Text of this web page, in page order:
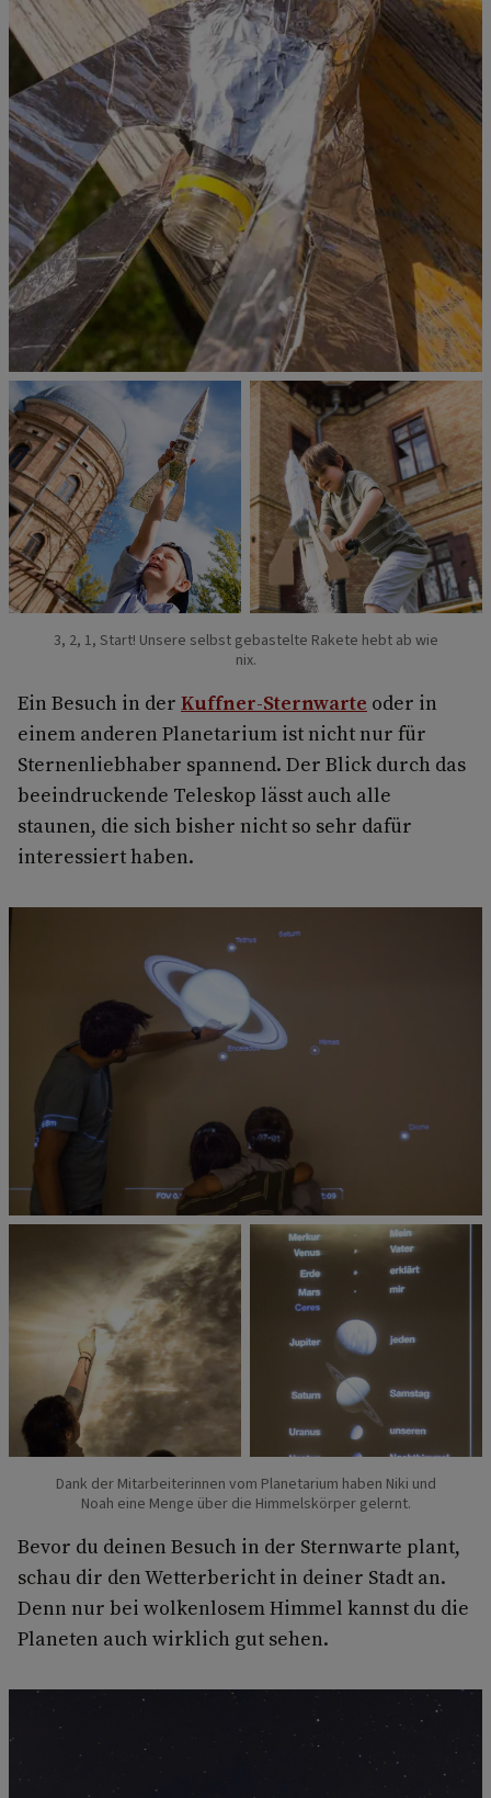
3, 2, 1, Start! Unsere selbst gebastelte Rakete hebt ab wie
nix.
Ein Besuch in der Kuffner-Sternwarte oder in
einem anderen Planetarium ist nicht nur für
Sternenliebhaber spannend. Der Blick durch das
beeindruckende Teleskop lässt auch alle
staunen, die sich bisher nicht so sehr dafür
interessiert haben.
Dank der Mitarbeiterinnen vom Planetarium haben Niki und
Noah eine Menge über die Himmelskörper gelernt.
Bevor du deinen Besuch in der Sternwarte plant,
schau dir den Wetterbericht in deiner Stadt an.
Denn nur bei wolkenlosem Himmel kannst du die
Planeten auch wirklich gut sehen.